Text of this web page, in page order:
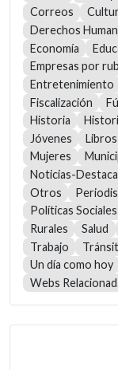
Correos
Derechos
Economía
Empresas por
Entretenimiento
Fiscalización
Historia
Jóvenes
Libros
Mujeres
Noticias-
Otros
Políticas Sociales
Rurales
Salud
Trabajo
Un día como hoy
Webs